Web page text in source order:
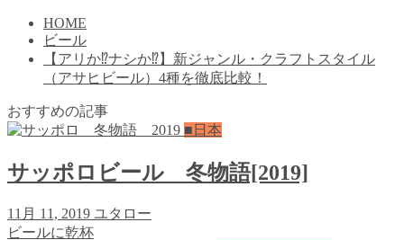
HOME
ビール
【アリか⁉ナシか⁉】新ジャンル・クラフトスタイル
（アサヒビール）4種を徹底比較！
おすすめの記事
■日本
サッポロビール 冬物語[2019]
11月 11, 2019 ユタロー
ビールに乾杯